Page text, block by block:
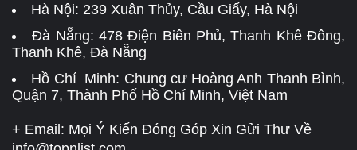
Hà Nội: 239 Xuân Thủy, Cầu Giấy, Hà Nội
Đà Nẵng:478 Điện Biên Phủ, Thanh Khê Đông,
Thanh Khê, Đà Nẵng
Hồ Chí Minh: Chung cư Hoàng Anh Thanh Bình,
Quận 7, Thành Phố Hồ Chí Minh, Việt Nam
+ Email: Mọi Ý Kiến Đóng Góp Xin Gửi Thư Về